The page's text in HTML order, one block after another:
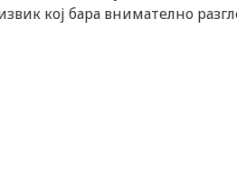
кој бара внимателно